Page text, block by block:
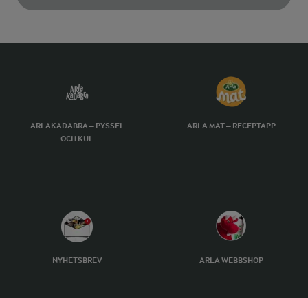
ARLAKADABRA – PYSSEL
OCH KUL
ARLA MAT – RECEPTAPP
NYHETSBREV ARLA WEBBSHOP